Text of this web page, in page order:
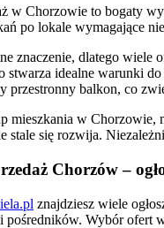
w Chorzowie to bogaty
po lokale wymagające
znaczenie, dlatego wiele
stwarza idealne warunki
przestronny balkon, co
mieszkania w Chorzowie,
stale się rozwija.
Chorzów –
znajdziesz wiele
pośredników. Wybór ofert